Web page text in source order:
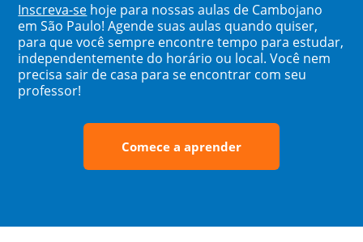
Inscreva-se hoje para nossas aulas de Cambojano
em São Paulo! Agende suas aulas quando quiser,
para que você sempre encontre tempo para estudar,
independentemente do horário ou local. Você nem
precisa sair de casa para se encontrar com seu
professor!
Comece a aprender